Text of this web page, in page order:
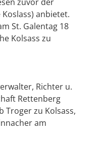
anbietet.
St. Galentag 18
Kolsass zu
Richter u.
Rettenberg
Troger zu Kolsass,
am